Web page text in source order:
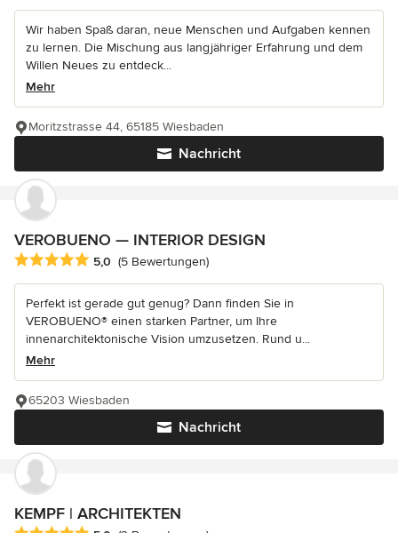
Wir haben Spaß daran, neue Menschen und Aufgaben kennen
zu lernen. Die Mischung aus langjähriger Erfahrung und dem
Willen Neues zu entdeck...
Mehr
Nachricht
Moritzstrasse 44, 65185 Wiesbaden
VEROBUENO — INTERIOR DESIGN
Durchschnittliche Bewertung: 5 von 5 Sternen
5,0 (5 Bewertungen)
Perfekt ist gerade gut genug? Dann finden Sie in
VEROBUENO® einen starken Partner, um Ihre
innenarchitektonische Vision umzusetzen. Rund u...
Mehr
Nachricht
65203 Wiesbaden
KEMPF | ARCHITEKTEN